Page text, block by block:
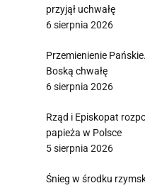
przyjął uchwałę
6 sierpnia 2026
Przemienienie
Boską chwałę
6 sierpnia 2026
Rząd i Episkopat
papieża w Polsce
5 sierpnia 2026
Śnieg w środku